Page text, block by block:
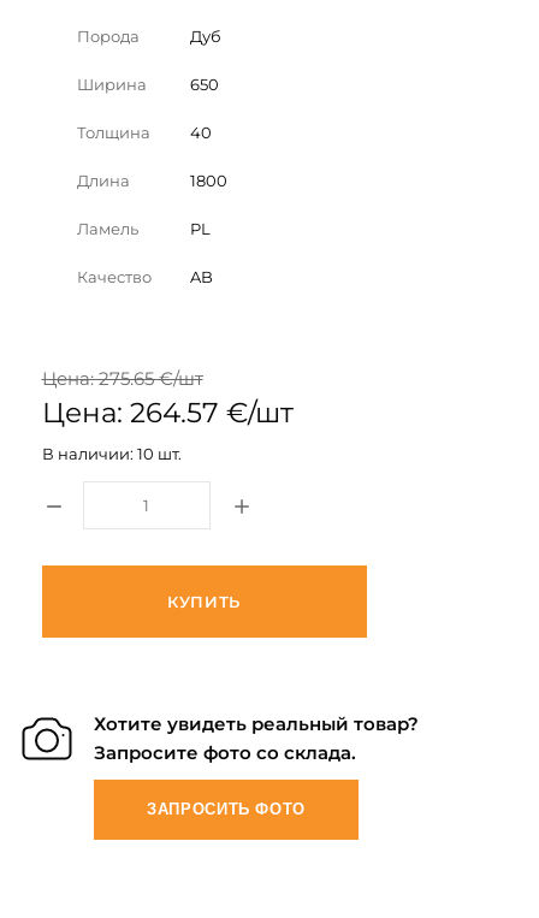
Порода Дуб
Ширина 650
Толщина 40
Длина 1800
Ламель PL
Качество AB
Цена: 275.65 €/шт
Цена: 264.57 €/шт
В наличии: 10 шт.
КУПИТЬ
Хотите увидеть реальный товар?
Запросите фото со склада.
ЗАПРОСИТЬ ФОТО